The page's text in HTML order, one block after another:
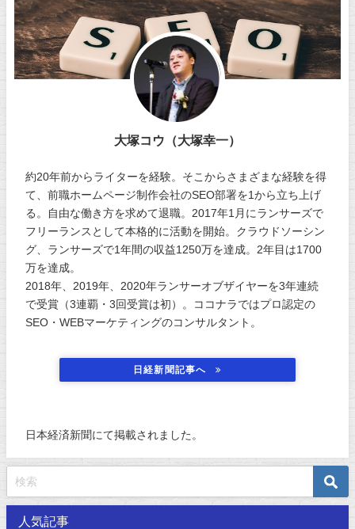
大塚コウ（大塚幸一）
約20年前からライターを経験。そこからさまざまな経験を得
て、前職ホームページ制作会社のSEO部署を1から立ち上げ
る。自由な働き方を求めて退職。2017年1月にランサーズで
フリーランスとして本格的に活動を開始。クラウドソーシン
グ、ランサーズで1年間の収益1250万を達成。2年目は1700
万を達成。
2018年、2019年、2020年ランサーオブザイヤーを3年連続
で受賞（3連覇・3回受賞は初）。ココナラではプロ認定の
SEO・WEBマーケティングのコンサルタント。
日経新聞記事へ
日本経済新聞にて掲載されました。
人気記事